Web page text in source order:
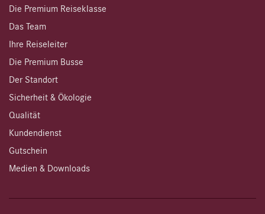
Die Premium Reiseklasse
Das Team
Ihre Reiseleiter
Die Premium Busse
Der Standort
Sicherheit & Ökologie
Qualität
Kundendienst
Gutschein
Medien & Downloads